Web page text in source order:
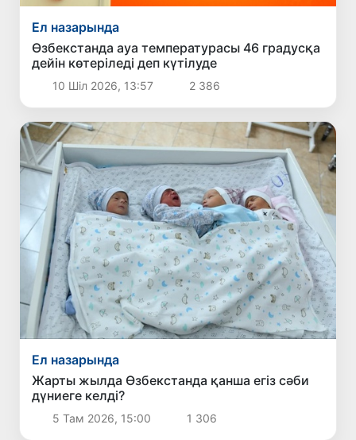
Ел назарында
Өзбекстанда ауа температурасы 46 градусқа
дейін көтеріледі деп күтілуде
10 Шіл 2026, 13:57 2 386
Ел назарында
Жарты жылда Өзбекстанда қанша егіз сәби
дүниеге келді?
5 Там 2026, 15:00 1 306